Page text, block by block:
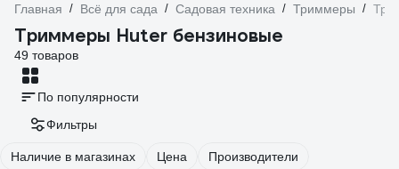
Главная / Всё для сада / Садовая техника / Триммеры /
Триммеры Huter бензиновые
49 товаров
По популярности
Фильтры
Наличие в магазинах Цена Производители